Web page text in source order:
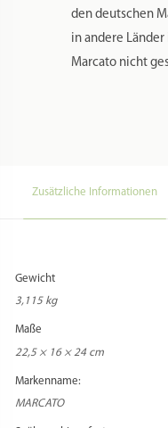
den deutschen
in andere
Marcato nicht
Zusätzliche Informationen
Gewicht
3,115 kg
Maße
22,5 × 16 × 24 cm
Markenname:
MARCATO